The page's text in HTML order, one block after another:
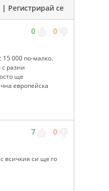
| Регистрирай се
0 0
15 000 по-малко.
разни
ще
европейска
7 0
всичкия си ще го